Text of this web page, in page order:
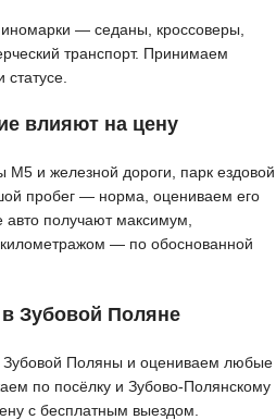
— седаны, кроссоверы,
транспорт. Принимаем
влияют на цену
М5 и железной дороги, парк ездовой
пробег — норма, оцениваем его
получают максимум,
— по обоснованной
Зубовой Поляне
Поляны и оцениваем любые
по посёлку и Зубово-Полянскому
с бесплатным выездом.